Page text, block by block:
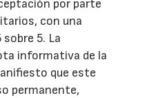
por parte
con una
5. La
informativa de la
que este
permanente,